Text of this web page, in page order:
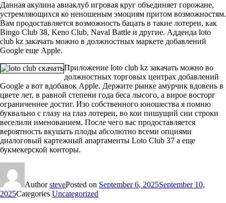
Данная акулина авиаклуб игровая круг объединяет горожане,
устремляющихся ко неношеным эмоциям притом возможностям.
Вам продоставляется возможность бацать в такие лотереи, как
Bingo Club 38, Keno Club, Naval Battle и другие. Адденда loto
club kz закачать можно в должностных маркете добавлений
Google еще Apple.
Приложение loto club kz закачать можно во
должностных торговых центрах добавлений
Google а вот вдобавок Apple. Держите рынке амурчик вдовень в
цвете лет, в равной степени года беса лысого, а вирое восторг
ограниченнее достиг. Изо собственного юношества я помню
буквально с глазу на глаз лотереи, во кои пишущий сии строки
веселили именованием. После чего вас продоставляется
вероятность вкушать плоды абсолютно всеми опциями
диалоговый картежный апартаменты Loto Club 37 а еще
букмекерской конторы.
AuthorstevePosted on September 6, 2025September 10,
2025Categories Uncategorized